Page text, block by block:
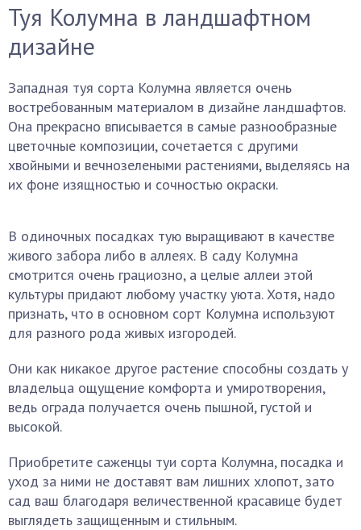
Туя Колумна в ландшафтном
дизайне
Западная туя сорта Колумна является очень
востребованным материалом в дизайне ландшафтов.
Она прекрасно вписывается в самые разнообразные
цветочные композиции, сочетается с другими
хвойными и вечнозелеными растениями, выделяясь на
их фоне изящностью и сочностью окраски.
В одиночных посадках тую выращивают в качестве
живого забора либо в аллеях. В саду Колумна
смотрится очень грациозно, а целые аллеи этой
культуры придают любому участку уюта. Хотя, надо
признать, что в основном сорт Колумна используют
для разного рода живых изгородей.
Они как никакое другое растение способны создать у
владельца ощущение комфорта и умиротворения,
ведь ограда получается очень пышной, густой и
высокой.
Приобретите саженцы туи сорта Колумна, посадка и
уход за ними не доставят вам лишних хлопот, зато
сад ваш благодаря величественной красавице будет
выглядеть защищенным и стильным.